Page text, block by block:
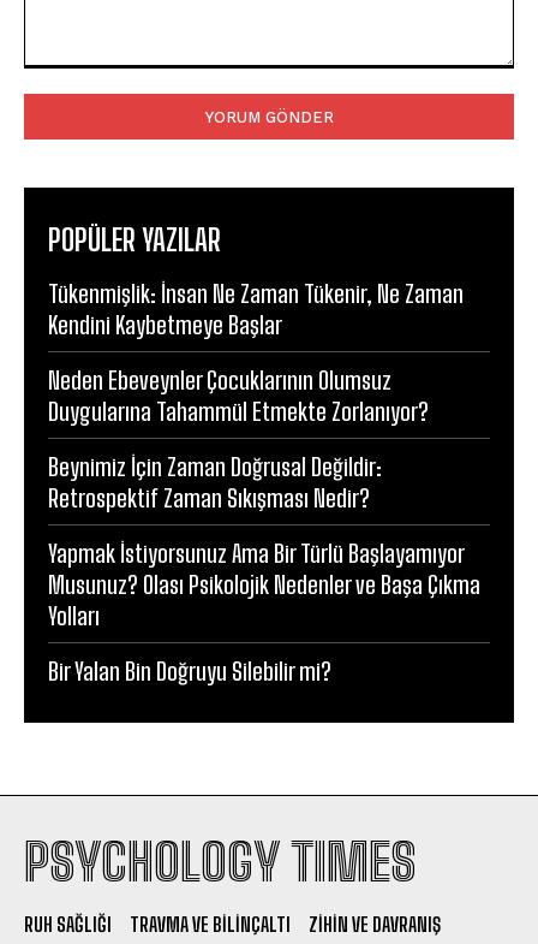
POPÜLER YAZILAR
Tükenmişlik: İnsan Ne Zaman Tükenir, Ne Zaman
Kendini Kaybetmeye Başlar
Neden Ebeveynler Çocuklarının Olumsuz
Duygularına Tahammül Etmekte Zorlanıyor?
Beynimiz İçin Zaman Doğrusal Değildir:
Retrospektif Zaman Sıkışması Nedir?
Yapmak İstiyorsunuz Ama Bir Türlü Başlayamıyor
Musunuz? Olası Psikolojik Nedenler ve Başa Çıkma
Yolları
Bir Yalan Bin Doğruyu Silebilir mi?
PSYCHOLOGY TIMES
RUH SAĞLIĞI TRAVMA VE BILINÇALTI
ZIHIN VE DAVRANIŞ